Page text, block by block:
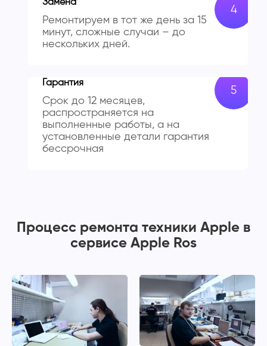
Замена
Ремонтируем в тот же день за 15
минут, сложные случаи – до
нескольких дней.
Гарантия
Срок до 12 месяцев,
распространяется на
выполненные работы, а на
установленные детали гарантия
бессрочная
Процесс ремонта техники Apple в
сервисе Apple Ros